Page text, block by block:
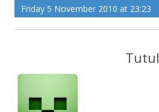
Friday 5 November 2010 at 23:23
Tutul